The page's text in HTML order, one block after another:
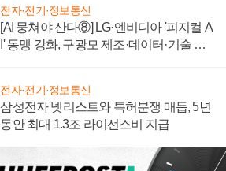
전자·전기·정보통신
[AI 뭉쳐야 산다⑧] LG·엔비디아 '피지컬 A
I' 동맹 강화, 구광모 제조·데이터·기술 결
전자·전기·정보통신
삼성전자 넷리스트와 특허분쟁 매듭, 5년
동안 최대 1.3조 라이선스비 지급